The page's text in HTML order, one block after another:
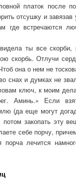
платок после
отсушку и завязав
где встречаются
ты все скорби,
скорбь. Отлучи
она о нем не
снах и думках не
ключ, к моим
Аминь.» Если
(да еще могут
закопать эту
себе порчу,
лечится